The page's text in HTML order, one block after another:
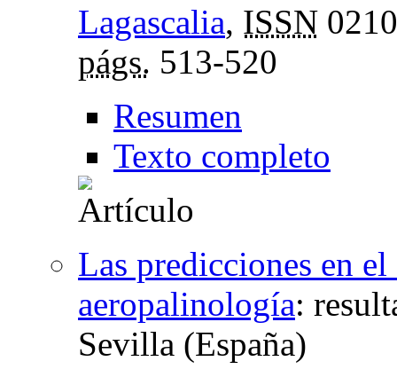
Lagascalia, ISSN
págs. 513-520
Resumen
Texto completo
Las predicciones en
aeropalinología:
Sevilla (España)